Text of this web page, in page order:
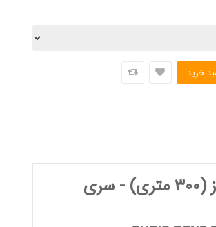
(300 متری) - سری